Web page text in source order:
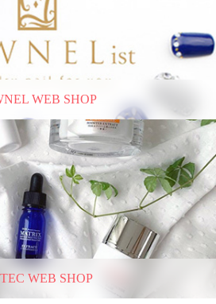
WEB SHOP
WEB SHOP